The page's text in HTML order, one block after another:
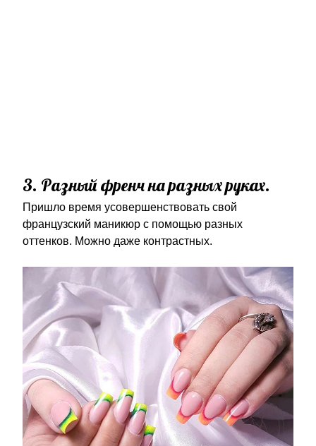
3. Разный френч на разных руках.
Пришло время усовершенствовать свой
французский маникюр с помощью разных
оттенков. Можно даже контрастных.